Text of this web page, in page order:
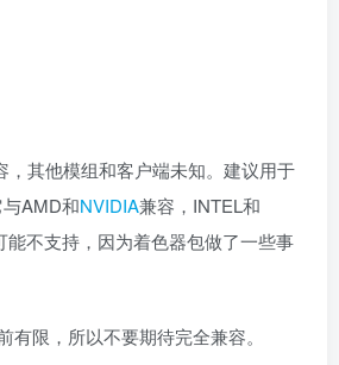
，其他模组和客户端未知。建议用于
AMD和NVIDIA兼容，INTEL和
能不支持，因为着色器包做了一些事
有限，所以不要期待完全兼容。